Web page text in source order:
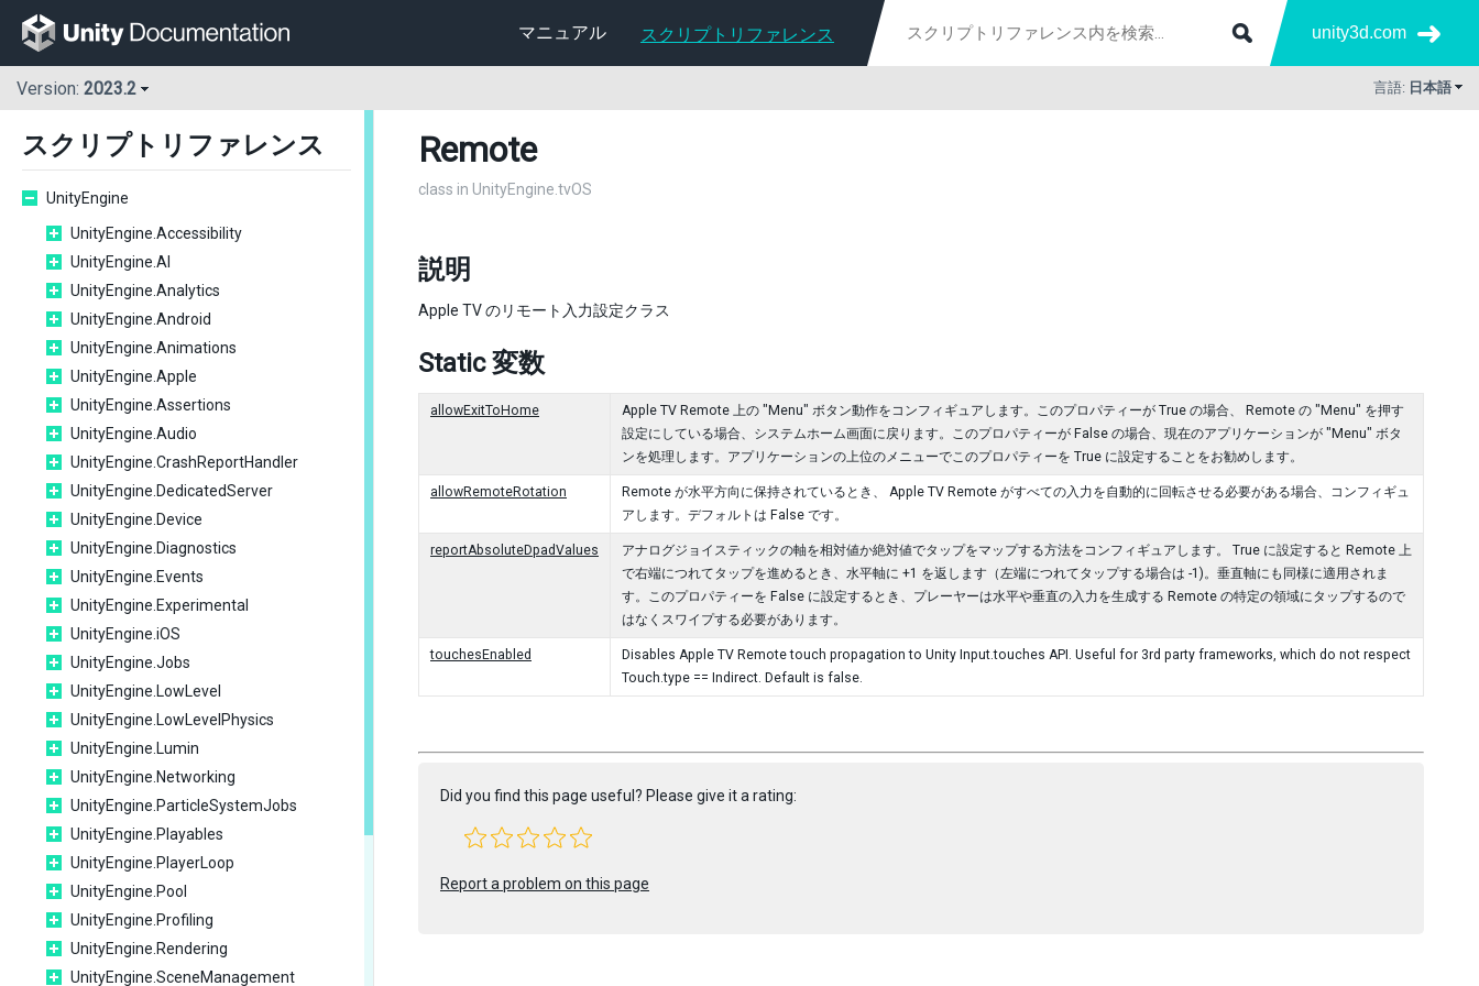
マニュアル スクリプトリファレンス unity3d.com
Version: 2023.2 言語: 日本語
スクリプトリファレンス
UnityEngine
UnityEngine.Accessibility
UnityEngine.AI
UnityEngine.Analytics
UnityEngine.Android
UnityEngine.Animations
UnityEngine.Apple
UnityEngine.Assertions
UnityEngine.Audio
UnityEngine.CrashReportHandler
UnityEngine.DedicatedServer
UnityEngine.Device
UnityEngine.Diagnostics
UnityEngine.Events
UnityEngine.Experimental
UnityEngine.iOS
UnityEngine.Jobs
UnityEngine.LowLevel
UnityEngine.LowLevelPhysics
UnityEngine.Lumin
UnityEngine.Networking
UnityEngine.ParticleSystemJobs
UnityEngine.Playables
UnityEngine.PlayerLoop
UnityEngine.Pool
UnityEngine.Profiling
UnityEngine.Rendering
UnityEngine.SceneManagement
Remote
class in UnityEngine.tvOS
説明
Apple TV のリモート入力設定クラス
Static 変数
allowExitToHome
Apple TV Remote 上の "Menu" ボタン動作をコンフィギュアします。このプロパティーが True の場合、 Remote の "Menu" を押す
設定にしている場合、システムホーム画面に戻ります。このプロパティーが False の場合、現在のアプリケーションが "Menu" ボタ
ンを処理します。アプリケーションの上位のメニューでこのプロパティーを True に設定することをお勧めします。
allowRemoteRotation
Remote が水平方向に保持されているとき、 Apple TV Remote がすべての入力を自動的に回転させる必要がある場合、コンフィギュ
アします。デフォルトは False です。
reportAbsoluteDpadValues
アナログジョイスティックの軸を相対値か絶対値でタップをマップする方法をコンフィギュアします。 True に設定すると Remote 上
で右端につれてタップを進めるとき、水平軸に +1 を返します（左端につれてタップする場合は -1)。垂直軸にも同様に適用されま
す。このプロパティーを False に設定するとき、プレーヤーは水平や垂直の入力を生成する Remote の特定の領域にタップするので
はなくスワイプする必要があります。
touchesEnabled
Disables Apple TV Remote touch propagation to Unity Input.touches API. Useful for 3rd party frameworks, which do not respect
Touch.type == Indirect. Default is false.
Did you find this page useful? Please give it a rating:
Report a problem on this page